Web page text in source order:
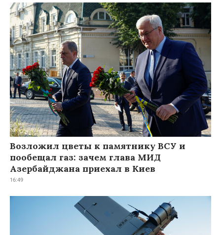
Возложил цветы к памятнику ВСУ и
пообещал газ: зачем глава МИД
Азербайджана приехал в Киев
16:49